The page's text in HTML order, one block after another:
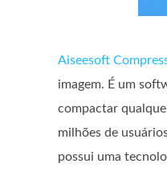
Aiseesoft
imagem. É um
compactar
milhões de
possui uma